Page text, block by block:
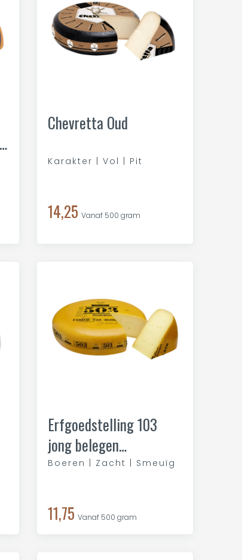
Chevretta Oud
Karakter | Vol | Pit
14,25 Vanaf 500 gram
Erfgoedstelling 103
jong belegen
boerderijkaas
Boeren | Zacht | Smeuïg
11,75 Vanaf 500 gram